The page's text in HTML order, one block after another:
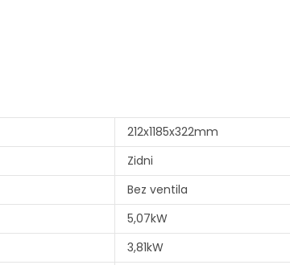
212x1185x322mm
Zidni
Bez ventila
5,07kW
3,81kW